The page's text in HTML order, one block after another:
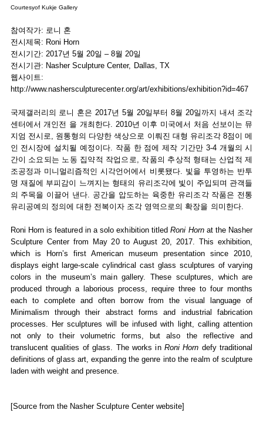
Courtesyof Kukje Gallery
참여작가: 로니 혼
전시제목: Roni Horn
전시기간: 2017년 5월 20일 – 8월 20일
전시기관: Nasher Sculpture Center, Dallas, TX
웹사이트:
http://www.nashersculpturecenter.org/art/exhibitions/exhibition?id=467
국제갤러리의 로니 혼은 2017년 5월 20일부터 8월 20일까지 내셔 조각
센터에서 개인전 을 개최한다. 2010년 이후 미국에서 처음 선보이는 뮤
지엄 전시로, 원통형의 다양한 색상으로 이뤄진 대형 유리조각 8점이 메
인 전시장에 설치될 예정이다. 작품 한 점에 제작 기간만 3-4 개월의 시
간이 소요되는 노동 집약적 작업으로, 작품의 추상적 형태는 산업적 제
조공정과 미니멀리즘적인 시각언어에서 비롯됐다. 빛을 투영하는 반투
명 재질에 부피감이 느껴지는 형태의 유리조각에 빛이 주입되며 관객들
의 주목을 이끌어 낸다. 공간을 압도하는 육중한 유리조각 작품은 전통
유리공예의 정의에 대한 전복이자 조각 영역으로의 확장을 의미한다.
Roni Horn is featured in a solo exhibition titledRoni Hornat the Nasher
Sculpture Center from May 20 to August 20, 2017. This exhibition,
which is Horn’s first American museum presentation since 2010,
displays eight large-scale cylindrical cast glass sculptures of varying
colors in the museum’s main gallery. These sculptures, which are
produced through a laborious process, require three to four months
each to complete and often borrow from the visual language of
Minimalism through their abstract forms and industrial fabrication
processes. Her sculptures will be infused with light, calling attention
not only to their volumetric forms, but also the reflective and
translucent qualities of glass. The works in Roni Horn defy traditional
definitions of glass art, expanding the genre into the realm of sculpture
laden with weight and presence.
[Source from the Nasher Sculpture Center website]